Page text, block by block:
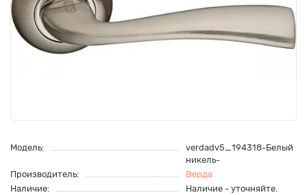
Модель:
verdadv5_194318-Белый
никель-
Производитель:
Верда
Наличие:
Наличие - уточняйте.